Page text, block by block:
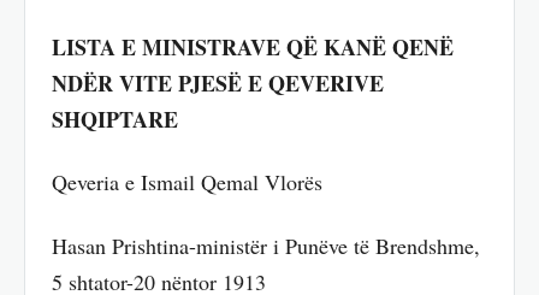
LISTA E MINISTRAVE QË KANË QENË
NDËR VITE PJESË E QEVERIVE
SHQIPTARE
Qeveria e Ismail Qemal Vlorës
Hasan Prishtina-ministër i Punëve të Brendshme,
5 shtator-20 nëntor 1913